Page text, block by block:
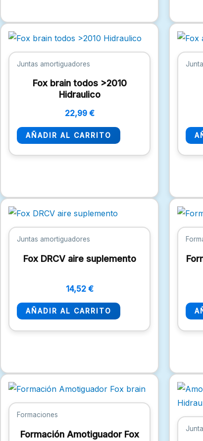
Juntas amortiguadores
Fox brain todos >2010
Hidraulico
22,99 €
AÑADIR AL CARRITO
Juntas amortiguadores
Fox DRCV aire suplemento
14,52 €
AÑADIR AL CARRITO
Formaciones
Formación Amotiguador Fox